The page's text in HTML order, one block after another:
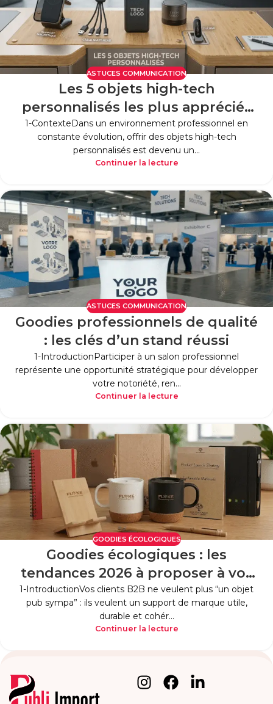
ASTUCES COMMUNICATION
Les 5 objets high-tech
personnalisés les plus appréciés
par les collaborateurs en
entreprise
1-ContexteDans un environnement professionnel en
constante évolution, offrir des objets high-tech
personnalisés est devenu un...
Continuer la lecture
ASTUCES COMMUNICATION
Goodies professionnels de qualité
: les clés d’un stand réussi
1-IntroductionParticiper à un salon professionnel
représente une opportunité stratégique pour développer
votre notoriété, ren...
Continuer la lecture
GOODIES ÉCOLOGIQUES
Goodies écologiques : les
tendances 2026 à proposer à vos
clients B2B
1-IntroductionVos clients B2B ne veulent plus “un objet
pub sympa” : ils veulent un support de marque utile,
durable et cohér...
Continuer la lecture